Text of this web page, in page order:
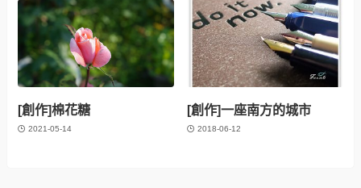
[創作]棉花糖
2021-05-14
[創作]一座南方的城市
2018-06-12